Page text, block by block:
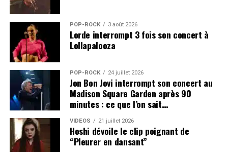
POP-ROCK 3 août 2026
Lorde interrompt 3 fois son concert à
Lollapalooza
POP-ROCK 24 juillet 2026
Jon Bon Jovi interrompt son concert au
Madison Square Garden après 90
minutes : ce que l’on sait…
VIDEOS 21 juillet 2026
Hoshi dévoile le clip poignant de
“Pleurer en dansant”